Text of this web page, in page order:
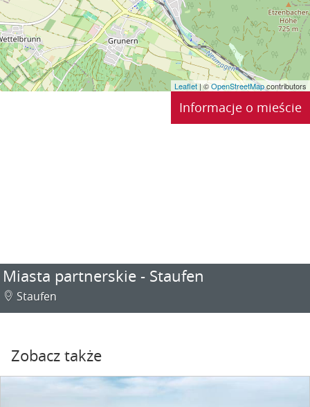
Leaflet| ©OpenStreetMapcontributors
Informacje o mieście
Miasta partnerskie - Staufen
Staufen
Zobacz także